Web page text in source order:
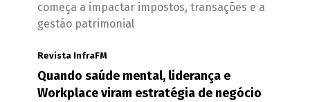
começa a impactar impostos, transações e a
gestão patrimonial
Revista InfraFM
Quando saúde mental, liderança e
Workplace viram estratégia de negócio